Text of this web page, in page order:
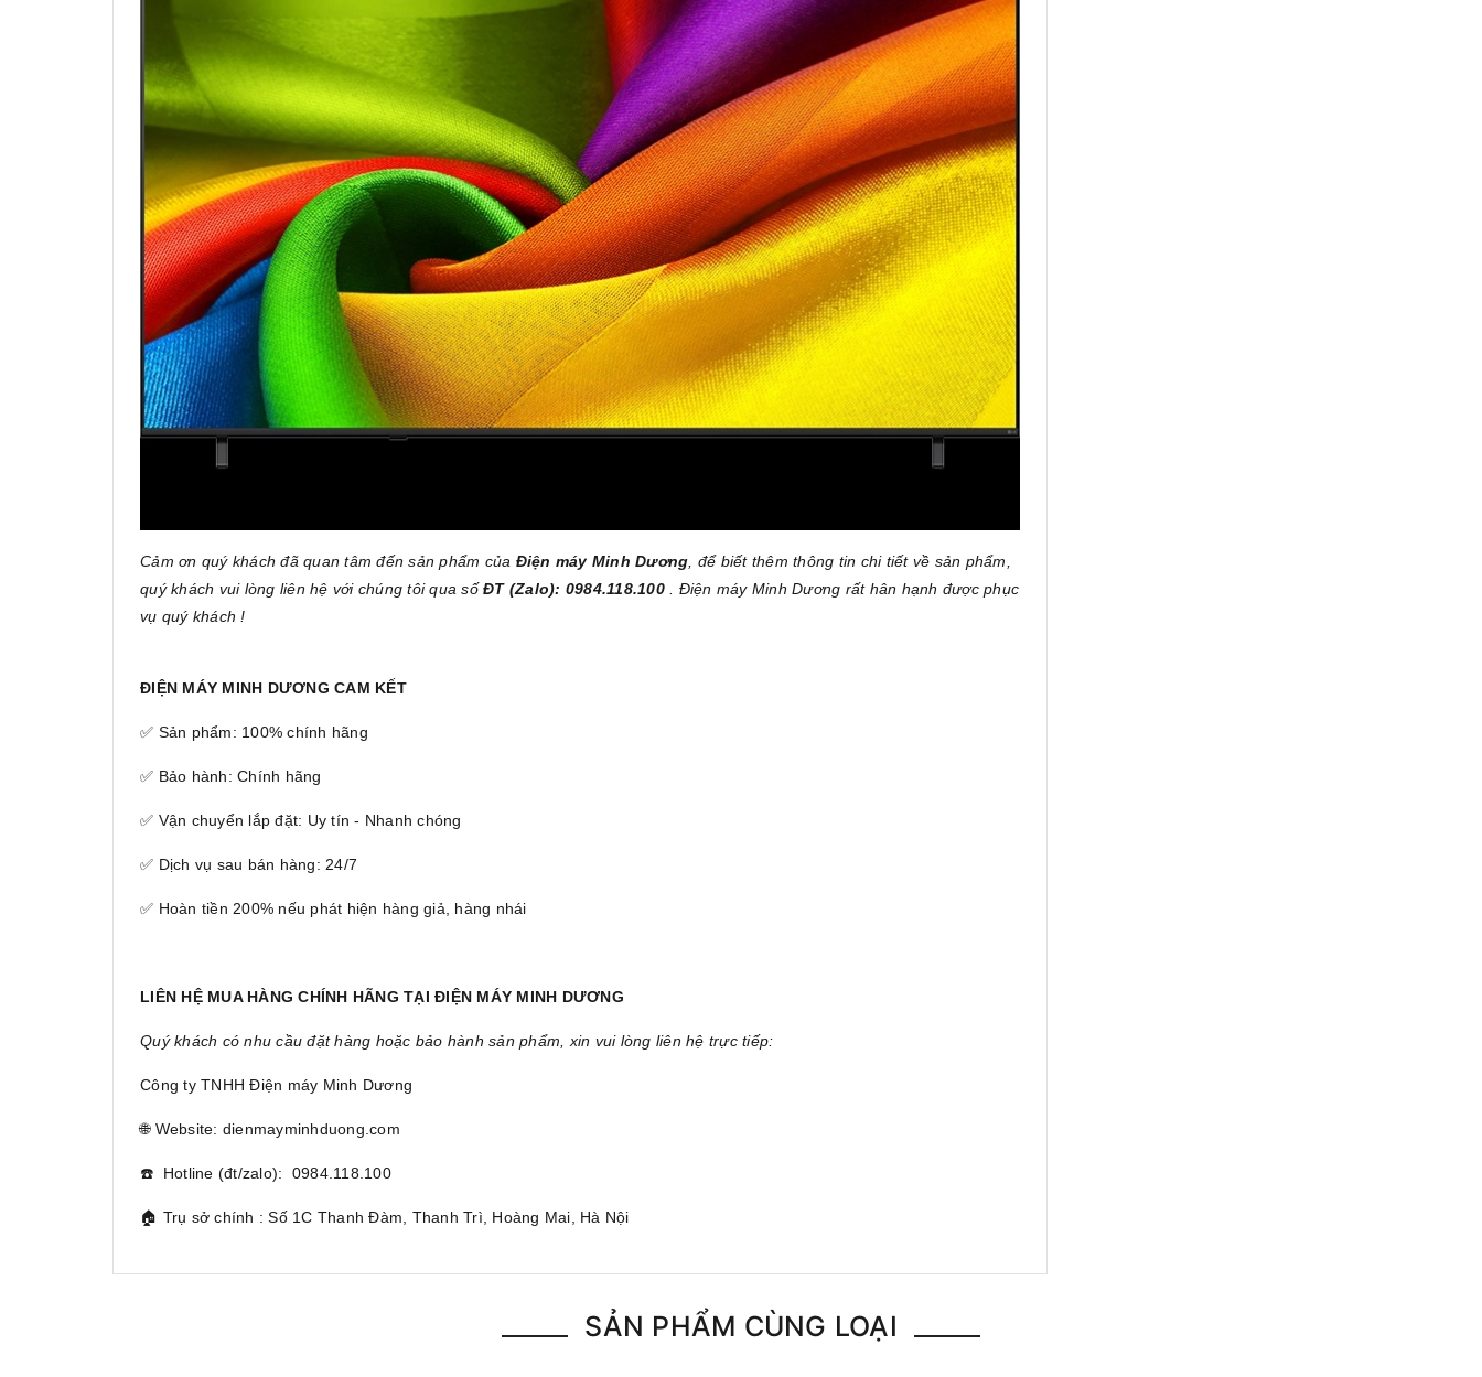
Cảm ơn quý khách đã quan tâm đến sản phẩm của Điện máy Minh Dương , để biết thêm thông tin chi tiết về sản phẩm,
quý khách vui lòng liên hệ với chúng tôi qua sốĐT (Zalo): 0984.118.100
. Điện máy Minh Dương rất hân hạnh được phục
vụ quý khách !
ĐIỆN MÁY MINH DƯƠNG CAM KẾT
✅ Sản phẩm: 100% chính hãng
✅ Bảo hành: Chính hãng
✅ Vận chuyển lắp đặt: Uy tín - Nhanh chóng
✅ Dịch vụ sau bán hàng: 24/7
✅ Hoàn tiền 200% nếu phát hiện hàng giả, hàng nhái
LIÊN HỆ MUA HÀNG CHÍNH HÃNG TẠI ĐIỆN MÁY MINH DƯƠNG
Quý khách có nhu cầu đặt hàng hoặc bảo hành sản phẩm, xin vui lòng liên hệ trực tiếp:
Công ty TNHH Điện máy Minh Dương
🌐 Website: dienmayminhduong.com
☎️ Hotline (đt/zalo): 0984.118.100
🏠 Trụ sở chính : Số 1C Thanh Đàm, Thanh Trì, Hoàng Mai, Hà Nội
SẢN PHẨM CÙNG LOẠI